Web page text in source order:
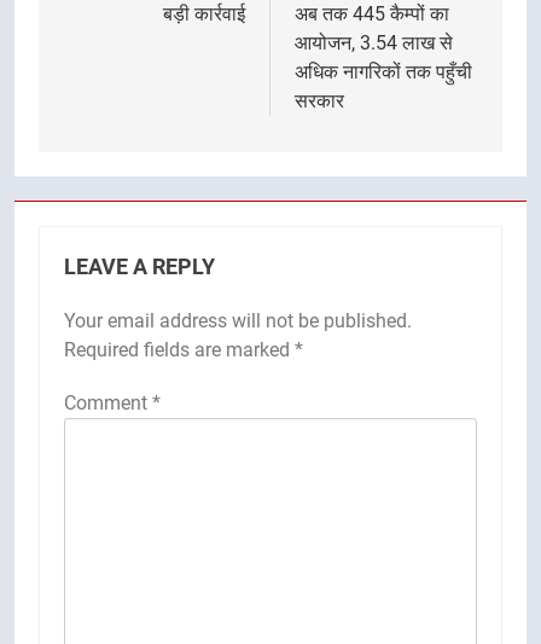
बड़ी कार्रवाई
अब तक 445 कैम्पों का
आयोजन, 3.54 लाख से
अधिक नागरिकों तक पहुँची
सरकार
LEAVE A REPLY
Your email address will not be published.
Required fields are marked *
Comment *